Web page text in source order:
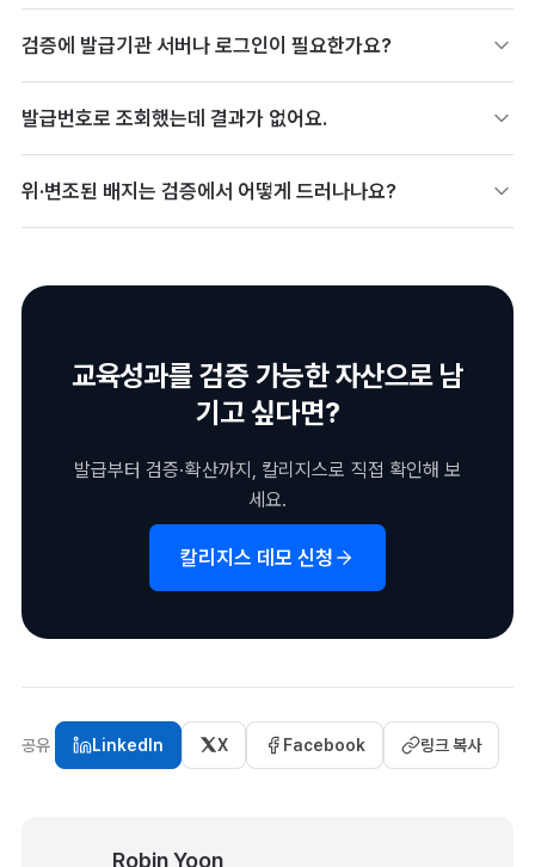
사람은 누구나 로그인 없이 진위를 확인할 수 있습니다. 채용 담당
자가 지원자의 인증서를 검증할 때 사용합니다.
가 추가로 검증한 등급입니다. 인증서 진본 여부와는 별개로, 발급
기관 자체의 신뢰 수준을 나타냅니다. 검증 창의 [KOLLEGES
VERIFIED란?]을 누르면 등급의 의미를 볼 수 있습니다.
검증에 발급기관 서버나 로그인이 필요한가요?
됩니다. 디지털 배지는 위·변조할 수 없는 W3C Verifiable
Credentials 표준으로 기록되어, 발급기관의 디지털 서명만으로
검증됩니다. 제3자는 로그인 없이 발급번호·QR로 조회할 수 있습
니다.
발급번호로 조회했는데 결과가 없어요.
요. 발급번호는 인증서 화면의 '발급코드' 또는 발급 안내 메일에서
확인할 수 있습니다. 링크나 QR로도 조회할 수 있으며, 계속 결과
위·변조된 배지는 검증에서 어떻게 드러나나요?
급기관·기준 등이 조작되면 서명이 일치하지 않아 검증에 실패합니
지 확인하세요.
교육성과를 검증 가능한 자산으로 남
기고 싶다면?
발급부터 검증·확산까지, 칼리지스로 직접 확인해 보
세요.
칼리지스 데모 신청
공유 LinkedIn X Facebook 링크 복사
Robin Yoon